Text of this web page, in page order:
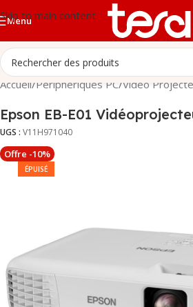
Skip to main content
Menu
Accueil/Périphériques PC/Video
Epson EB-E01
UGS : V11H971040
Offre -10%
ÉPUISÉ